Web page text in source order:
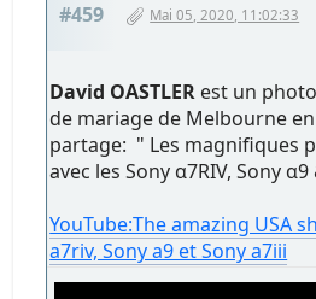
#459 Mai 05, 2020, 11:02:33
David OASTLER est un
de mariage de Melbourne
partage: " Les magnifiques
avec les Sony α7RIV, Sony
YouTube:The amazing USA
a7riv, Sony a9 et Sony a7iii